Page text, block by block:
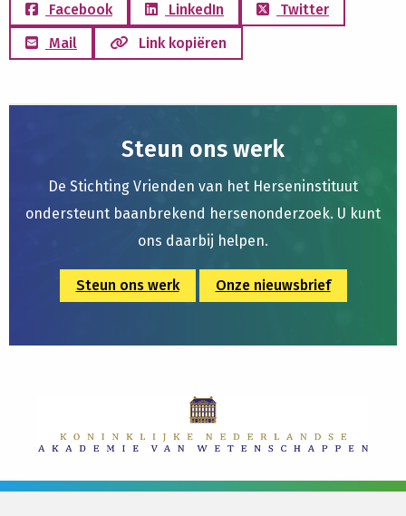
Facebook LinkedIn
Twitter
Mail
Link kopiëren
Steun ons werk
De Stichting Vrienden van het Herseninstituut
ondersteunt baanbrekend hersenonderzoek. U kunt
ons daarbij helpen.
Steun ons werk Onze nieuwsbrief